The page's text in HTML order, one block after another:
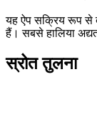
यह ऐप सक्रिय रूप से
हैं। सबसे हालिया
स्रोत तुलना